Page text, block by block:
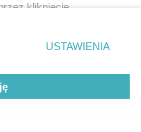
kliknięcie
ustawień prywatności
strony
wymagają zgody
się takiemu
zastosowanie tylko
USTAWIENIA